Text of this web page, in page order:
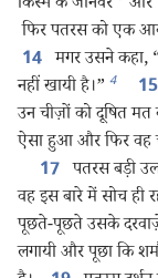
फिर पतरस को एक
14 मगर उसने कहा,
नहीं खायी है।” 4 15
उन चीज़ों को दूषित मत
ऐसा हुआ और फिर वह
17 पतरस बड़ी
वह इस बारे में सोच ही
पूछते-पूछते उसके
लगायी और पूछा कि